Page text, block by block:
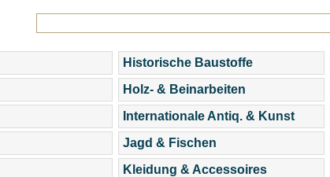
Historische Baustoffe
Holz- & Beinarbeiten
Internationale Antiq. & Kunst
Jagd & Fischen
Kleidung & Accessoires